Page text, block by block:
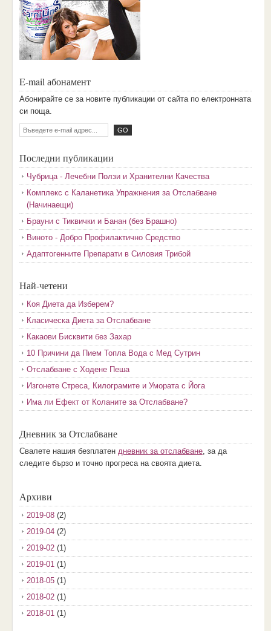
E-mail абонамент
Aбoниpaйтe ce зa нoвитe пyбликaции oт caйтa пo eлeктpoннaтa
cи пoщa.
Последни публикации
Чубрица - Лечебни Ползи и Хранителни Качества
Комплекс с Каланетика Упражнения за Отслабване
(Начинаещи)
Брауни с Тиквички и Банан (без Брашно)
Виното - Добро Профилактично Средство
Адаптогенните Препарати в Силовия Трибой
Най-четени
Коя Диета да Изберем?
Класическа Диета за Отслабване
Какаови Бисквити без Захар
10 Причини да Пием Топла Вода с Мед Сутрин
Отслабване с Ходене Пеша
Изгонете Стреса, Килограмите и Умората с Йога
Има ли Ефект от Коланите за Отслабване?
Дневник за Отслабване
Свалете нашия безплатен дневник за отслабване, за да
следите бързо и точно прогреса на своята диета.
Архиви
2019-08(2)
2019-04(2)
2019-02(1)
2019-01(1)
2018-05(1)
2018-02(1)
2018-01(1)